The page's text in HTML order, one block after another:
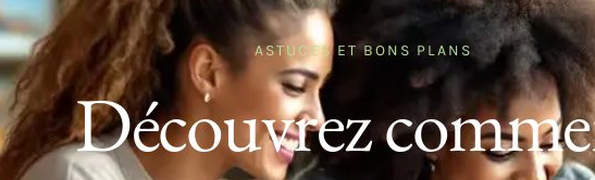
ASTUCES ET BONS PLANS
Découvrez